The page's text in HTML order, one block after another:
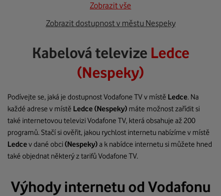
Zobrazit vše
Zobrazit dostupnost v městu Nespeky
Kabelová televize Ledce
(Nespeky)
Podívejte se, jaká je dostupnost Vodafone TV v místě Ledce. Na
každé adrese v místě Ledce(Nespeky) máte možnost zařídit si
také internetovou televizi Vodafone TV, která obsahuje až 200
programů. Stačí si ověřit, jakou rychlost internetu nabízíme v místě
Ledcev dané obci(Nespeky)a k nabídce internetu si můžete hned
také objednat některý z tarifů Vodafone TV.
Výhody internetu od Vodafonu